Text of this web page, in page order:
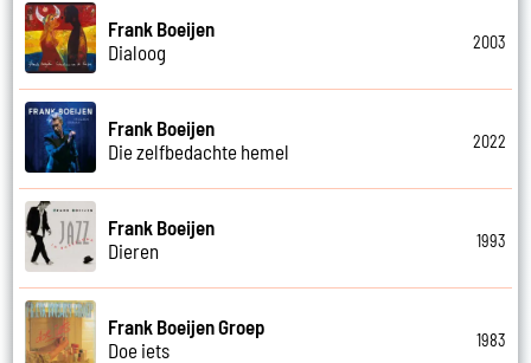
Frank Boeijen
Dialoog
2003
Frank Boeijen
Die zelfbedachte hemel
2022
Frank Boeijen
Dieren
1993
Frank Boeijen Groep
Doe iets
1983